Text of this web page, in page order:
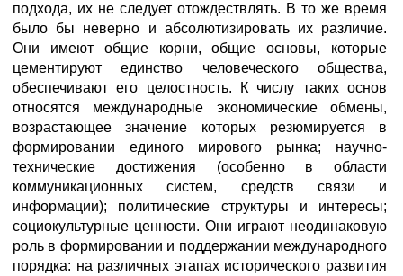
подхода, их не следует отождествлять. В то же время
было бы неверно и абсолютизировать их различие.
Они имеют общие корни, общие основы, которые
цементируют единство человеческого общества,
обеспечивают его целостность. К числу таких основ
относятся международные экономические обмены,
возрастающее значение которых резюмируется в
формировании единого мирового рынка; научно-
технические достижения (особенно в области
коммуникационных систем, средств связи и
информации); политические структуры и интересы;
социокультурные ценности. Они играют неодинаковую
роль в формировании и поддержании международного
порядка: на различных этапах исторического развития